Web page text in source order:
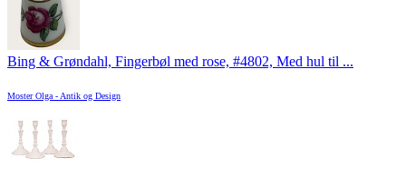
Bing & Grøndahl, Fingerbøl med rose, #4802, Med hul til ...
Moster Olga - Antik og Design